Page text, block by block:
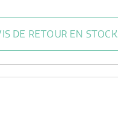
DE RETOUR EN STOCK